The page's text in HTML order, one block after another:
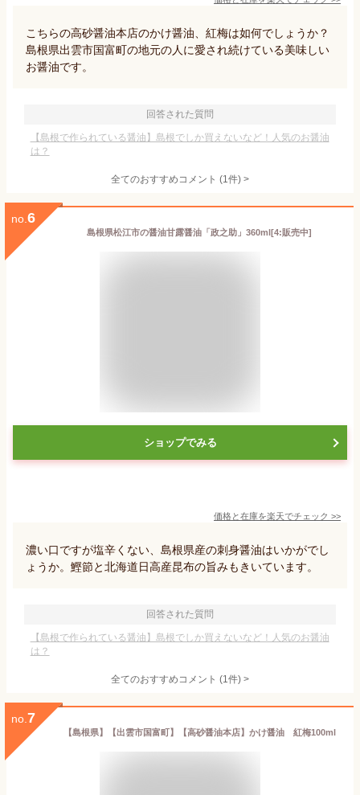
こちらの高砂醤油本店のかけ醤油、紅梅は如何でしょうか？
島根県出雲市国富町の地元の人に愛され続けている美味しい
お醤油です。
回答された質問
【島根で作られている醤油】島根でしか買えないなど！人気のお醤油
は？
全てのおすすめコメント (1件) >
no. 6
島根県松江市の醤油甘露醤油「政之助」360ml[4:販売中]
ショップでみる
価格と在庫を楽天でチェック >>
濃い口ですが塩辛くない、島根県産の刺身醤油はいかがでし
ょうか。鰹節と北海道日高産昆布の旨みもきいています。
回答された質問
【島根で作られている醤油】島根でしか買えないなど！人気のお醤油
は？
全てのおすすめコメント (1件) >
no. 7
【島根県】【出雲市国富町】【高砂醤油本店】かけ醤油 紅梅100ml